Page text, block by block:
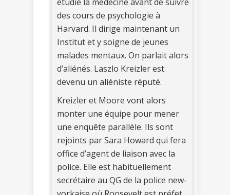
des cours de psychologie à
Harvard. Il dirige maintenant un
Institut et y soigne de jeunes
malades mentaux. On parlait alors
d’aliénés. Laszlo Kreizler est
devenu un aliéniste réputé.
Kreizler et Moore vont alors
monter une équipe pour mener
une enquête parallèle. Ils sont
rejoints par Sara Howard qui fera
office d’agent de liaison avec la
police. Elle est habituellement
secrétaire au QG de la police new-